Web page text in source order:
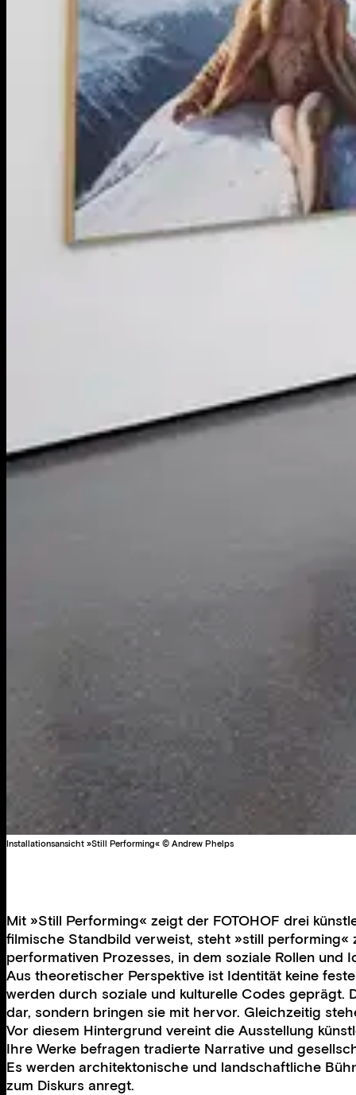
Installationsansicht »Still Performing« © Andrew Phelps
Mit »Still Performing« zeigt der FOTOHOF drei
filmische Standbild verweist, steht »still
performativen Prozesses, in dem soziale Rollen
Aus theoretischer Perspektive ist Identität keine
werden durch soziale und kulturelle Codes geprägt.
dar, sondern bringen sie mit hervor. Gleichzeitig
Vor diesem Hintergrund vereint die Ausstellung
Ihre Werke befragen tradierte Narrative und
Es werden architektonische und landschaftliche
zum Diskurs anregt.